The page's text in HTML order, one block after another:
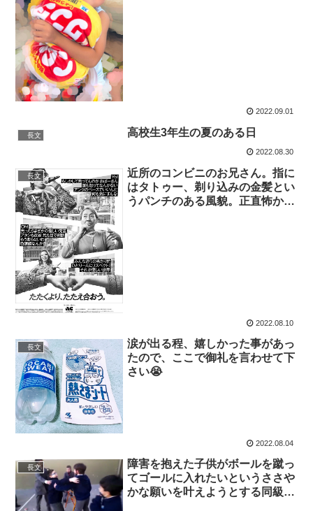
2022.09.01
長文 高校生3年生の夏のある日
2022.08.30
長文
近所のコンビニのお兄さん。指に
はタトゥー、剃り込みの金髪とい
うパンチのある風貌。正直怖かっ
2022.08.10
長文
涙が出る程、嬉しかった事があっ
たので、ここで御礼を言わせて下
さい😭
2022.08.04
長文
障害を抱えた子供がボールを蹴っ
てゴールに入れたいというささや
かな願いを叶えようとする同級